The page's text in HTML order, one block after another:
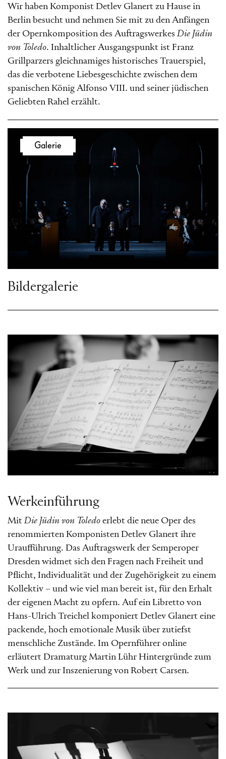
Wir haben Komponist Detlev Glanert zu Hause in
Berlin besucht und nehmen Sie mit zu den Anfängen
der Opernkomposition des Auftragswerkes Die Jüdin
von Toledo. Inhaltlicher Ausgangspunkt ist Franz
Grillparzers gleichnamiges historisches Trauerspiel,
das die verbotene Liebesgeschichte zwischen dem
spanischen König Alfonso VIII. und seiner jüdischen
Geliebten Rahel erzählt.
Galerie
Bildergalerie
Werkeinführung
Mit Die Jüdin von Toledo erlebt die neue Oper des
renommierten Komponisten Detlev Glanert ihre
Uraufführung. Das Auftragswerk der Semperoper
Dresden widmet sich den Fragen nach Freiheit und
Pflicht, Individualität und der Zugehörigkeit zu einem
Kollektiv – und wie viel man bereit ist, für den Erhalt
der eigenen Macht zu opfern. Auf ein Libretto von
Hans-Ulrich Treichel komponiert Detlev Glanert eine
packende, hoch emotionale Musik über zutiefst
menschliche Zustände. Im Opernführer online
erläutert Dramaturg Martin Lühr Hintergründe zum
Werk und zur Inszenierung von Robert Carsen.